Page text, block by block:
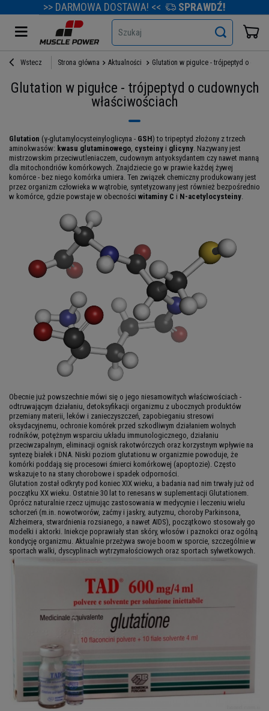
>> DARMOWA DOSTAWA! << SPRAWDŹ!
Szukaj
Wstecz Strona główna Aktualności Glutation w pigułce - trójpeptyd o
Glutation w pigułce - trójpeptyd o cudownych
właściwościach
Glutation (γ-glutamylocysteinyloglicyna - GSH) to tripeptyd złożony z trzech
aminokwasów: kwasu glutaminowego cysteiny i glicyny . Nazywany jest
mistrzowskim przeciwutleniaczem, cudownym antyoksydantem czy nawet manną
dla mitochondriów komórkowych. Znajdziecie go w prawie każdej żywej
komórce - bez niego komórka umiera. Ten związek chemiczny produkowany jest
przez organizm człowieka w wątrobie, syntetyzowany jest również bezpośrednio
w komórce, gdzie powstaje w obecności witaminy C i N-acetylocysteiny
Obecnie już powszechnie mówi się o jego niesamowitych właściwościach -
odtruwającym działaniu, detoksyfikacji organizmu z ubocznych produktów
przemiany materii, leków i zanieczyszczeń, zapobieganiu stresowi
oksydacyjnemu, ochronie komórek przed szkodliwym działaniem wolnych
rodników, potężnym wsparciu układu immunologicznego, działaniu
przeciwzapalnym, eliminacji ognisk rakotwórczych oraz korzystnym wpływie na
syntezę białek i DNA. Niski poziom glutationu w organizmie powoduje, że
komórki poddają się procesowi śmierci komórkowej (apoptozie). Często
wskazuje to na stany chorobowe i spadek odporności.
Glutation został odkryty pod koniec XIX wieku, a badania nad nim trwały już od
początku XX wieku. Ostatnie 30 lat to renesans w suplementacji Glutationem.
Oprócz naturalnie rzecz ujmując zastosowania w medycynie i leczeniu wielu
schorzeń (m.in. nowotworów, zaćmy i jaskry, autyzmu, choroby Parkinsona,
Alzheimera, stwardnienia rozsianego, a nawet AIDS), początkowo stosowały go
modelki i aktorki. Iniekcje poprawiały stan skóry, włosów i paznokci oraz ogólną
kondycję organizmu. Aktualnie przeżywa swoje boom w sporcie, szczególnie w
sportach walki, dyscyplinach wytrzymałościowych oraz sportach sylwetkowych.